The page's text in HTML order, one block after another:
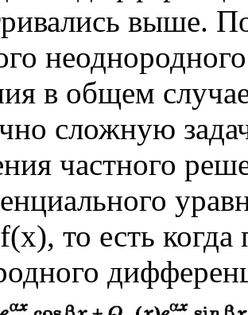
выше.
в общем
сложную
частного
то есть когда